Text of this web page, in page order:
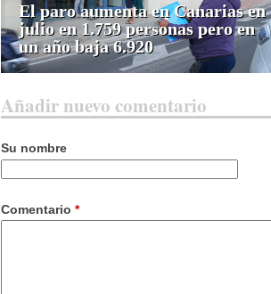
El paro aumenta en Canarias en
julio en 1.759 personas pero en
un año baja 6.920
Añadir nuevo comentario
Su nombre
Comentario *